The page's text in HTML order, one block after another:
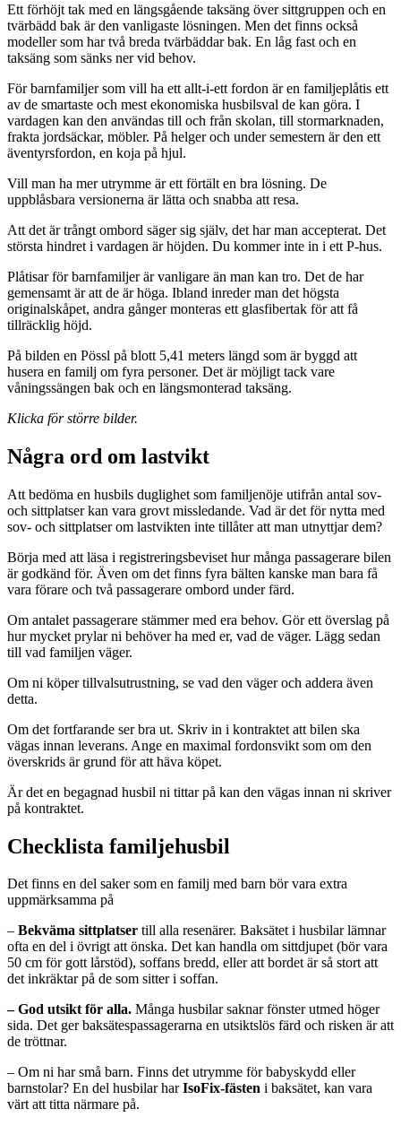
Ett förhöjt tak med en längsgående taksäng över sittgruppen och en
tvärbädd bak är den vanligaste lösningen. Men det finns också
modeller som har två breda tvärbäddar bak. En låg fast och en
taksäng som sänks ner vid behov.
För barnfamiljer som vill ha ett allt-i-ett fordon är en familjeplåtis ett
av de smartaste och mest ekonomiska husbilsval de kan göra. I
vardagen kan den användas till och från skolan, till stormarknaden,
frakta jordsäckar, möbler. På helger och under semestern är den ett
äventyrsfordon, en koja på hjul.
Vill man ha mer utrymme är ett förtält en bra lösning. De
uppblåsbara versionerna är lätta och snabba att resa.
Att det är trångt ombord säger sig själv, det har man accepterat. Det
största hindret i vardagen är höjden. Du kommer inte in i ett P-hus.
Plåtisar för barnfamiljer är vanligare än man kan tro. Det de har
gemensamt är att de är höga. Ibland inreder man det högsta
originalskåpet, andra gånger monteras ett glasfibertak för att få
tillräcklig höjd.
På bilden en Pössl på blott 5,41 meters längd som är byggd att
husera en familj om fyra personer. Det är möjligt tack vare
våningssängen bak och en längsmonterad taksäng.
Klicka för större bilder.
Några ord om lastvikt
Att bedöma en husbils duglighet som familjenöje utifrån antal sov-
och sittplatser kan vara grovt missledande. Vad är det för nytta med
sov- och sittplatser om lastvikten inte tillåter att man utnyttjar dem?
Börja med att läsa i registreringsbeviset hur många passagerare bilen
är godkänd för. Även om det finns fyra bälten kanske man bara få
vara förare och två passagerare ombord under färd.
Om antalet passagerare stämmer med era behov. Gör ett överslag på
hur mycket prylar ni behöver ha med er, vad de väger. Lägg sedan
till vad familjen väger.
Om ni köper tillvalsutrustning, se vad den väger och addera även
detta.
Om det fortfarande ser bra ut. Skriv in i kontraktet att bilen ska
vägas innan leverans. Ange en maximal fordonsvikt som om den
överskrids är grund för att häva köpet.
Är det en begagnad husbil ni tittar på kan den vägas innan ni skriver
på kontraktet.
Checklista familjehusbil
Det finns en del saker som en familj med barn bör vara extra
uppmärksamma på
– Bekväma sittplatser till alla resenärer. Baksätet i husbilar lämnar
ofta en del i övrigt att önska. Det kan handla om sittdjupet (bör vara
50 cm för gott lårstöd), soffans bredd, eller att bordet är så stort att
det inkräktar på de som sitter i soffan.
– God utsikt för alla. Många husbilar saknar fönster utmed höger
sida. Det ger baksätespassagerarna en utsiktslös färd och risken är att
de tröttnar.
– Om ni har små barn. Finns det utrymme för babyskydd eller
barnstolar? En del husbilar harIsoFix-fästen i baksätet, kan vara
värt att titta närmare på.